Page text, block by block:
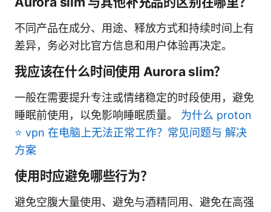
不同产品在成分、用途、释放方式和持续时间上有
差异，务必对比官方信息和用户体验再决定。
我应该在什么时间使用 Aurora slim？
一般在需要提升专注或情绪稳定的时段使用，避免
睡眠前使用，以免影响睡眠质量。 为什么 proton
⭐ vpn 在电脑上无法正常工作？常见问题与 解决
方案
使用时应避免哪些行为？
避免空腹大量使用、避免与酒精同用、避免在高强